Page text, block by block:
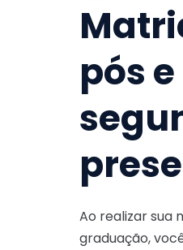
pós
Ao realizar sua
graduação,